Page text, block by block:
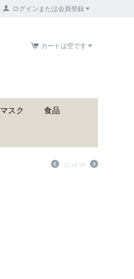
ログインまたは会員登録
カートは空です
マスク 食品
25 of 28